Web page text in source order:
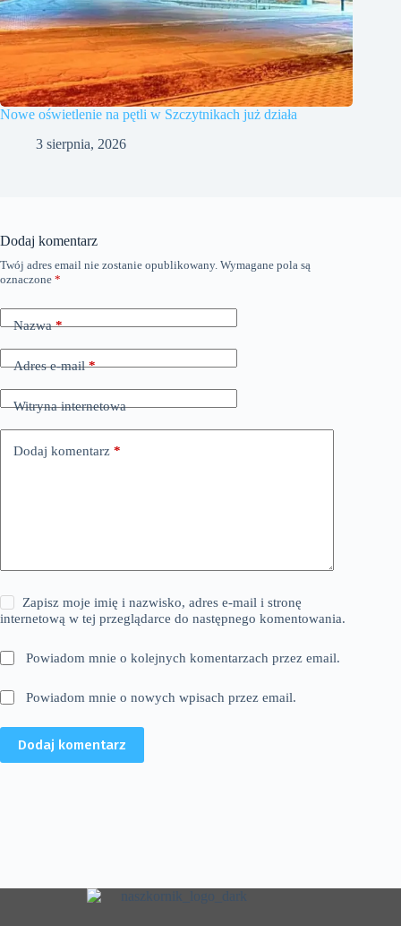
Nowe oświetlenie na pętli w Szczytnikach już działa
3 sierpnia, 2026
Dodaj komentarz
Twój adres email nie zostanie opublikowany. Wymagane pola są
oznaczone *
Nazwa*
Adres e-mail*
Witryna internetowa
Dodaj komentarz *
Zapisz moje imię i nazwisko, adres e-mail i stronę
internetową w tej przeglądarce do następnego komentowania.
Powiadom mnie o kolejnych komentarzach przez email.
Powiadom mnie o nowych wpisach przez email.
Dodaj komentarz